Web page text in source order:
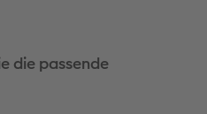
die passende